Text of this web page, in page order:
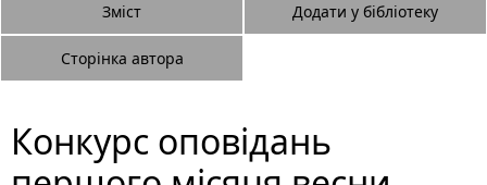
Зміст Додати у бібліотеку
Сторінка автора
Конкурс оповідань